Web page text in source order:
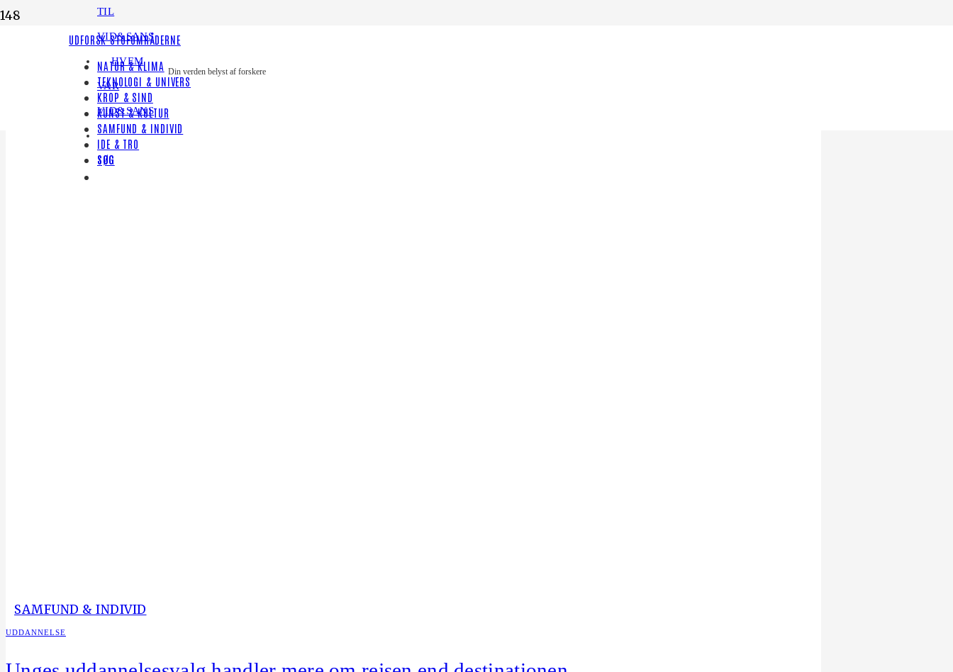
TIL
VID&SANS
HVEM
VAR
VID&SANS
Din verden belyst af forskere
UDFORSK STOFOMRÅDERNE
NATUR & KLIMA
TEKNOLOGI & UNIVERS
KROP & SIND
KUNST & KULTUR
SAMFUND & INDIVID
IDE & TRO
SØG
SAMFUND & INDIVID
UDDANNELSE